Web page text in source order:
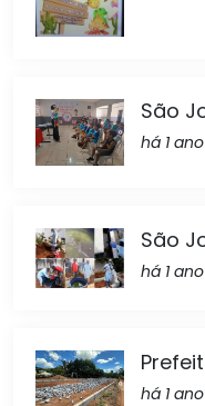
São
há 1 ano
São
há 1 ano
há 1 ano